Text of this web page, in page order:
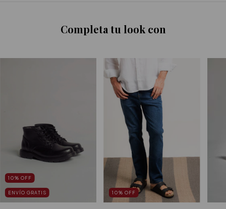
Completa tu look con
10% OFF
ENVÍO GRATIS 10% OFF